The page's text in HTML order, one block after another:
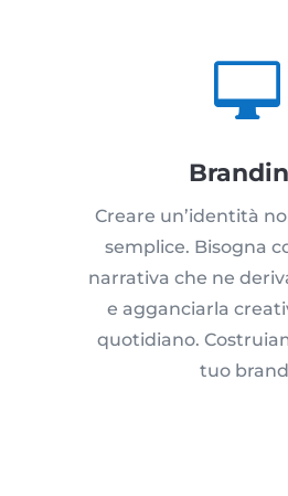

Creare un’identità
semplice. Bisogna
narrativa che ne
e agganciarla
quotidiano.
tuo